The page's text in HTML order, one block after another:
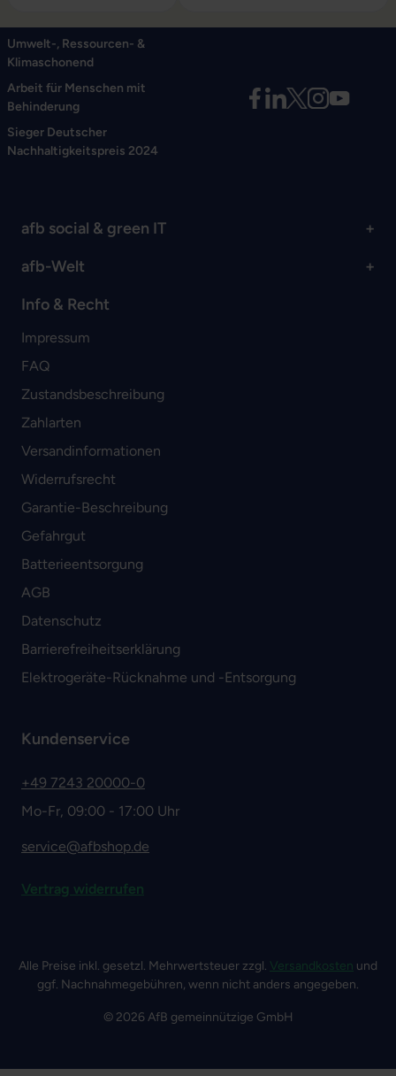
Umwelt-, Ressourcen- &
Klimaschonend
Arbeit für Menschen mit
Behinderung
Sieger Deutscher
Nachhaltigkeitspreis 2024
afb social & green IT
afb-Welt
Info & Recht
Impressum
FAQ
Zustandsbeschreibung
Zahlarten
Versandinformationen
Widerrufsrecht
Garantie-Beschreibung
Gefahrgut
Batterieentsorgung
AGB
Datenschutz
Barrierefreiheitserklärung
Elektrogeräte-Rücknahme und -Entsorgung
Kundenservice
+49 7243 20000-0
Mo-Fr, 09:00 - 17:00 Uhr
service@afbshop.de
Vertrag widerrufen
Alle Preise inkl. gesetzl. Mehrwertsteuer zzgl. Versandkosten und
ggf. Nachnahmegebühren, wenn nicht anders angegeben.
© 2026 AfB gemeinnützige GmbH